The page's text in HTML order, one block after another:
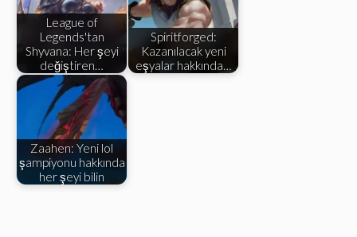
League of
Legends'tan
Shyvana: Her şeyi
değiştiren…
Spiritforged:
Kazanılacak yeni
eşyalar hakkında…
Zaahen: Yeni lol
şampiyonu hakkında
her şeyi bilin